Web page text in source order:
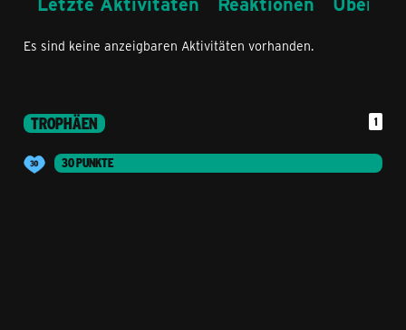
Es sind keine anzeigbaren Aktivitäten vorhanden.
TROPHÄEN 1
30 PUNKTE